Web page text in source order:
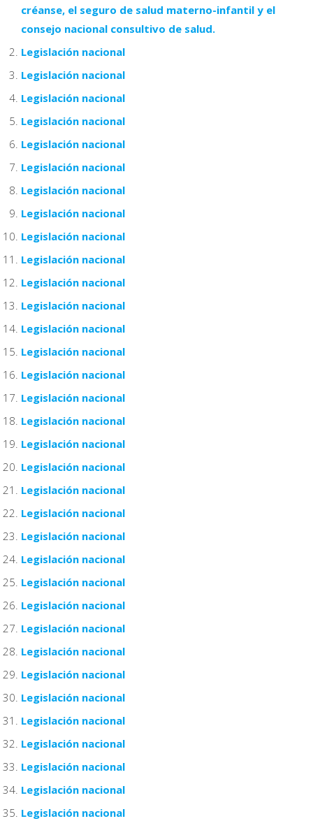
créanse, el seguro de salud materno-infantil y el
consejo nacional consultivo de salud.
Legislación nacional
Legislación nacional
Legislación nacional
Legislación nacional
Legislación nacional
Legislación nacional
Legislación nacional
Legislación nacional
Legislación nacional
Legislación nacional
Legislación nacional
Legislación nacional
Legislación nacional
Legislación nacional
Legislación nacional
Legislación nacional
Legislación nacional
Legislación nacional
Legislación nacional
Legislación nacional
Legislación nacional
Legislación nacional
Legislación nacional
Legislación nacional
Legislación nacional
Legislación nacional
Legislación nacional
Legislación nacional
Legislación nacional
Legislación nacional
Legislación nacional
Legislación nacional
Legislación nacional
Legislación nacional